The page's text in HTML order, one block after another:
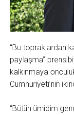
“Bu topraklardan
paylaşma”
kalkınmaya
Cumhuriyeti’nin
“Bütün ümidim